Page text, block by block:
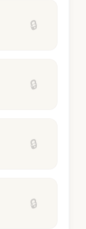
🔒
🔒
🔒
🔒